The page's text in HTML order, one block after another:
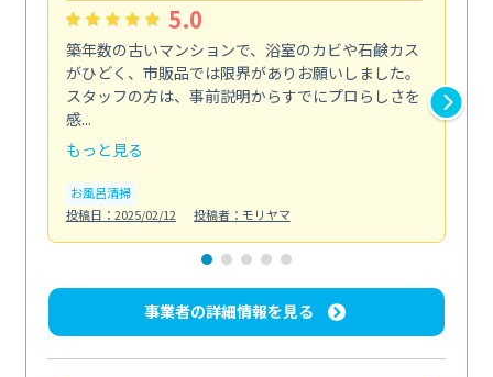
5.0
築年数の古いマンションで、浴室のカビや石鹸カス
がひどく、市販品では限界がありお願いしました。
スタッフの方は、事前説明からすでにプロらしさを
感...
もっと見る
お風呂清掃
投稿日：2025/02/12
投稿者：モリヤマ
事業者の詳細情報を見る